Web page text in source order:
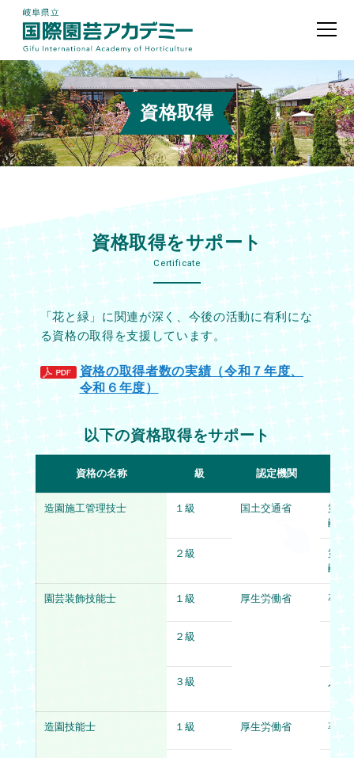
資格取得
資格取得をサポート
Certificate
「花と緑」に関連が深く、今後の活動に有利にな
る資格の取得を支援しています。
資格の取得者数の実績（令和７年度、
令和６年度）
以下の資格取得をサポート
資格の名称 級 認定機関
造園施工管理技士 １級 国土交通省
第一
齢）
２級
第一
齢）
園芸装飾技能士 １級 厚生労働省 卒業
２級
３級 入学
造園技能士 １級 厚生労働省 卒業